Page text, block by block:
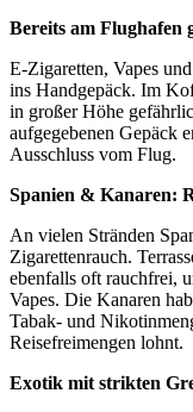
Bereits am Flughafen
E-Zigaretten, Vapes
ins Handgepäck. Im
in großer Höhe
aufgegebenen Gepäck
Ausschluss vom Flug.
Spanien & Kanaren:
An vielen Stränden
Zigarettenrauch.
ebenfalls oft rauchfrei,
Vapes. Die Kanaren
Tabak- und
Reisefreimengen lohnt.
Exotik mit strikten